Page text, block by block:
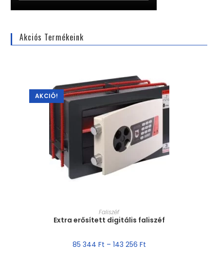
Akciós Termékeink
AKCIÓ!
MÉRET VÁLASZTÁSA
Faliszéf
Extra erősített digitális faliszéf
85 344 Ft – 143 256 Ft